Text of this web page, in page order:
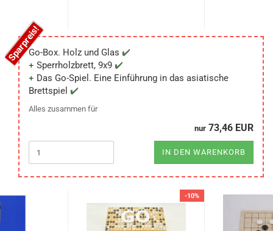
Go-Box. Holz und Glas
Sperrholzbrett, 9x9
Das Go-Spiel. Eine Einführung in das asiatische
Brettspiel
Alles zusammen für
nur 73,46 EUR
IN DEN WARENKORB
-10%